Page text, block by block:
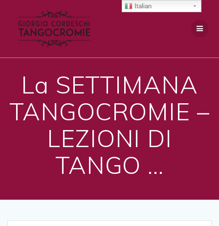
La SETTIMANA
TANGOCROMIE –
LEZIONI DI
TANGO …
Italian